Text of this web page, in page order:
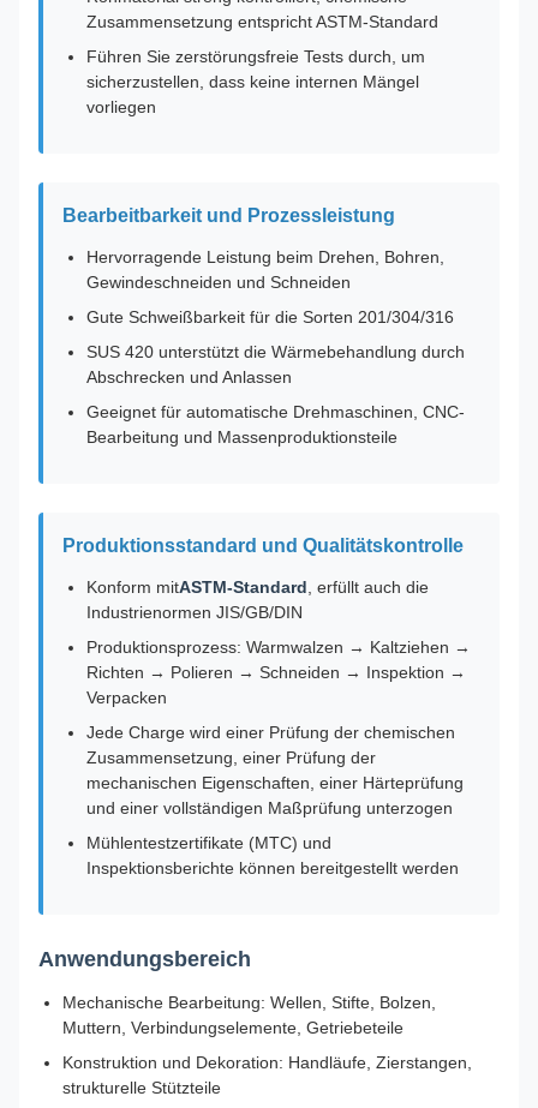
Zusammensetzung entspricht ASTM-Standard
Führen Sie zerstörungsfreie Tests durch, um
sicherzustellen, dass keine internen Mängel
vorliegen
Bearbeitbarkeit und Prozessleistung
Hervorragende Leistung beim Drehen, Bohren,
Gewindeschneiden und Schneiden
Gute Schweißbarkeit für die Sorten 201/304/316
SUS 420 unterstützt die Wärmebehandlung durch
Abschrecken und Anlassen
Geeignet für automatische Drehmaschinen, CNC-
Bearbeitung und Massenproduktionsteile
Produktionsstandard und Qualitätskontrolle
Konform mitASTM-Standard, erfüllt auch die
Industrienormen JIS/GB/DIN
Produktionsprozess: Warmwalzen → Kaltziehen →
Richten → Polieren → Schneiden → Inspektion →
Verpacken
Jede Charge wird einer Prüfung der chemischen
Zusammensetzung, einer Prüfung der
mechanischen Eigenschaften, einer Härteprüfung
und einer vollständigen Maßprüfung unterzogen
Mühlentestzertifikate (MTC) und
Inspektionsberichte können bereitgestellt werden
Anwendungsbereich
Mechanische Bearbeitung: Wellen, Stifte, Bolzen,
Muttern, Verbindungselemente, Getriebeteile
Konstruktion und Dekoration: Handläufe, Zierstangen,
strukturelle Stützteile